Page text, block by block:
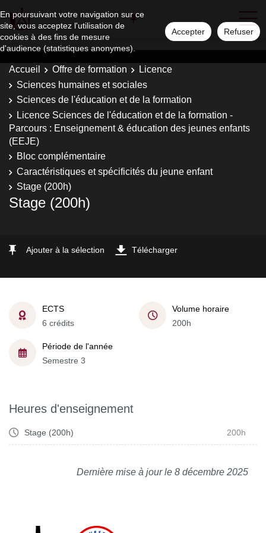
En poursuivant votre navigation sur ce
site, vous acceptez l'utilisation de
cookies à des fins de mesure
d'audience (statistiques anonymes).
Accepter Refuser
Accueil Offre de formation
Licence
Sciences humaines et sociales
Sciences de l'éducation et de la formation
Licence Sciences de l'éducation et de la formation -
Parcours : Enseignement & éducation des jeunes enfants
(EEJE)
Bloc complémentaire
Caractéristiques et spécificités du jeune enfant
Stage (200h)
Stage (200h)
Ajouter à la sélection Télécharger
ECTS
6 crédits
Volume horaire
200h
Période de l'année
Semestre 3
Heures d'enseignement
Stage (200h) 200h
Dernière mise à jour le 8 décembre 2025